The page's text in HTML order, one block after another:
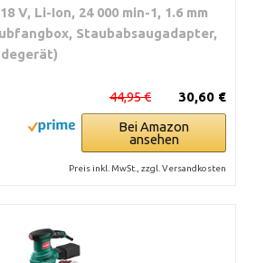
V, Li-Ion, 24 000 min-1, 1.6 mm
Staubabsaugadapter,
30,60 €
44,95 €
Bei Amazon
ansehen
Preis inkl. MwSt., zzgl. Versandkosten